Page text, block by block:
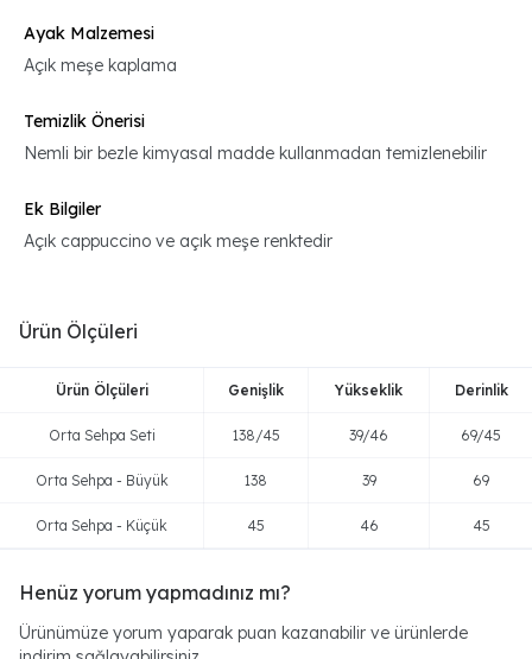
Ayak Malzemesi
Açık meşe kaplama
Temizlik Önerisi
Nemli bir bezle kimyasal madde kullanmadan temizlenebilir
Ek Bilgiler
Açık cappuccino ve açık meşe renktedir
Ürün Ölçüleri
Ürün Ölçüleri Genişlik Yükseklik Derinlik
Orta Sehpa Seti 138/45 39/46 69/45
Orta Sehpa - Büyük 138 39 69
Orta Sehpa - Küçük 45 46 45
Henüz yorum yapmadınız mı?
Ürünümüze yorum yaparak puan kazanabilir ve ürünlerde